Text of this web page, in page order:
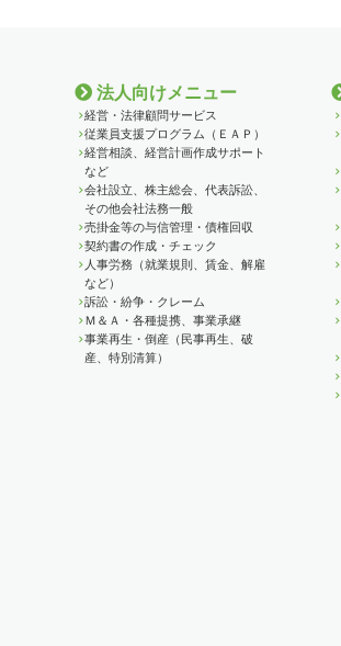
法人向けメニュー
経営・法律顧問サービス
従業員支援プログラム（ＥＡＰ）
経営相談、経営計画作成サポート
など
会社設立、株主総会、代表訴訟、
その他会社法務一般
売掛金等の与信管理・債権回収
契約書の作成・チェック
人事労務（就業規則、賃金、解雇
など）
訴訟・紛争・クレーム
Ｍ＆Ａ・各種提携、事業承継
事業再生・倒産（民事再生、破
産、特別清算）